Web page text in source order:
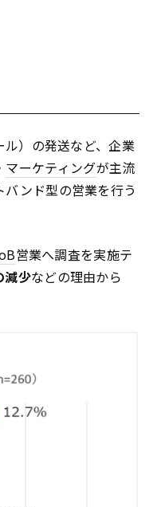
）の発送など、企業
マーケティングが主流
ンド型の営業を行う
営業へ調査を実施テ
減少などの理由から